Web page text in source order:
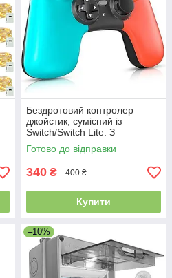
Бездротовий контролер
джойстик, сумісний із
Switch/Switch Lite. З
регульованою вібрацією
Готово до відправки
340 ₴ 400 ₴
Купити
–10%